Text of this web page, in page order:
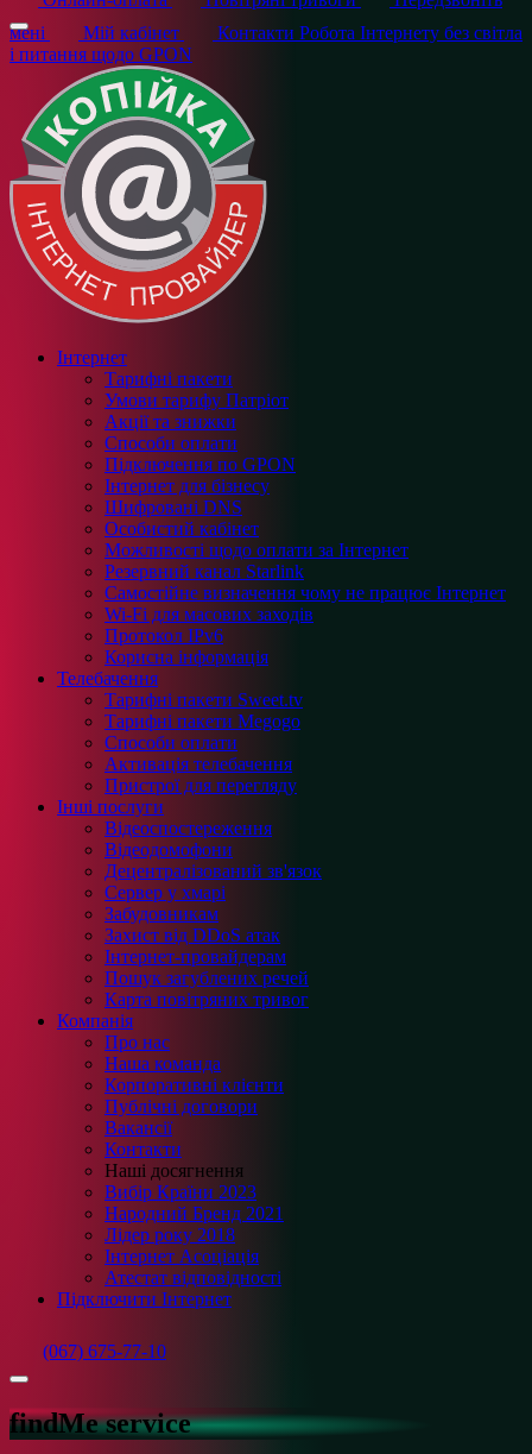
мені
Мій кабінет Контакти Робота Інтернету без світла
і питання щодо GPON
Інтернет
Тарифні пакети
Умови тарифу Патріот
Акції та знижки
Способи оплати
Підключення по GPON
Інтернет для бізнесу
Шифровані DNS
Особистий кабінет
Можливості щодо оплати за Інтернет
Резервний канал Starlink
Самостійне визначення чому не працює Інтернет
Wi-Fi для масових заходів
Протокол IPv6
Корисна інформація
Телебачення
Тарифні пакети Sweet.tv
Тарифні пакети Megogo
Способи оплати
Активація телебачення
Пристрої для перегляду
Інші послуги
Відеоспостереження
Відеодомофони
Децентралізований зв'язок
Сервер у хмарі
Забудовникам
Захист від DDoS атак
Інтернет-провайдерам
Пошук загублених речей
Карта повітряних тривог
Компанія
Про нас
Наша команда
Корпоративні клієнти
Публічні договори
Вакансії
Контакти
Наші досягнення
Вибір Країни 2023
Народний Бренд 2021
Лідер року 2018
Інтернет Асоціація
Атестат відповідності
Підключити Інтернет
(067) 675-77-10
findMe service